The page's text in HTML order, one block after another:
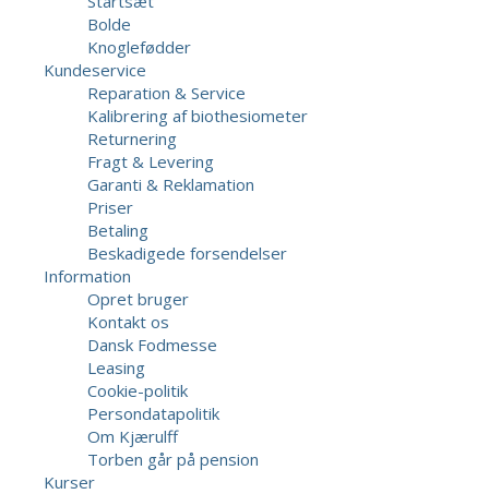
Bolde
Knoglefødder
Kundeservice
Reparation & Service
Kalibrering af biothesiometer
Returnering
Fragt & Levering
Garanti & Reklamation
Priser
Betaling
Beskadigede forsendelser
Information
Opret bruger
Kontakt os
Dansk Fodmesse
Leasing
Cookie-politik
Persondatapolitik
Om Kjærulff
Torben går på pension
Kurser